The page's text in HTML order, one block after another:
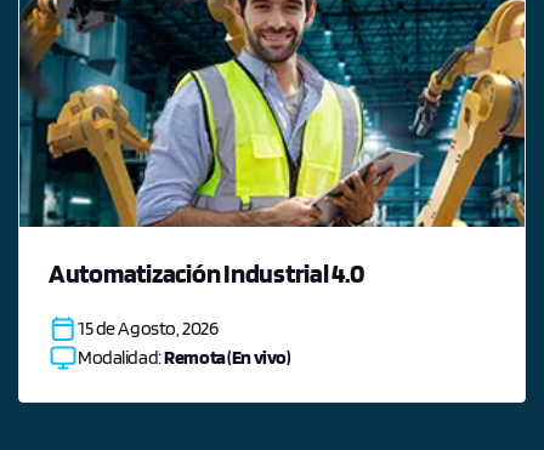
Automatización Industrial 4.0
15 de Agosto, 2026
Modalidad:Remota (En vivo)